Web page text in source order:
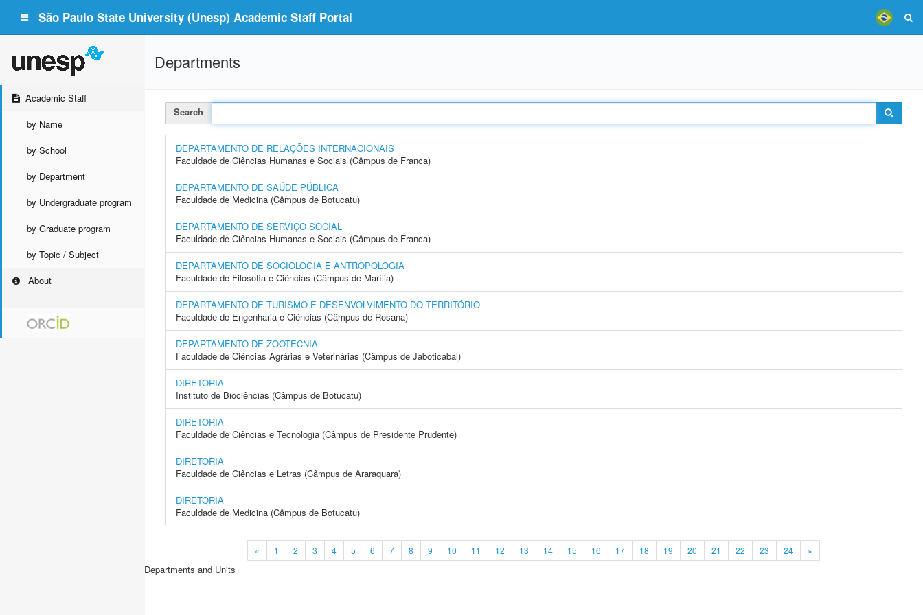
São Paulo State University (Unesp) Academic Staff Portal
Academic Staff
by Name
by School
by Department
by Undergraduate program
by Graduate program
by Topic / Subject
About
Departments
Search
DEPARTAMENTO DE RELAÇÕES INTERNACIONAIS
Faculdade de Ciências Humanas e Sociais (Câmpus de Franca)
DEPARTAMENTO DE SAÚDE PÚBLICA
Faculdade de Medicina (Câmpus de Botucatu)
DEPARTAMENTO DE SERVIÇO SOCIAL
Faculdade de Ciências Humanas e Sociais (Câmpus de Franca)
DEPARTAMENTO DE SOCIOLOGIA E ANTROPOLOGIA
Faculdade de Filosofia e Ciências (Câmpus de Marília)
DEPARTAMENTO DE TURISMO E DESENVOLVIMENTO DO TERRITÓRIO
Faculdade de Engenharia e Ciências (Câmpus de Rosana)
DEPARTAMENTO DE ZOOTECNIA
Faculdade de Ciências Agrárias e Veterinárias (Câmpus de Jaboticabal)
DIRETORIA
Instituto de Biociências (Câmpus de Botucatu)
DIRETORIA
Faculdade de Ciências e Tecnologia (Câmpus de Presidente Prudente)
DIRETORIA
Faculdade de Ciências e Letras (Câmpus de Araraquara)
DIRETORIA
Faculdade de Medicina (Câmpus de Botucatu)
« 1 2 3 4 5 6 7 8 9 10 11 12 13 14 15 16 17 18 19 20 21 22 23 24 »
Departments and Units